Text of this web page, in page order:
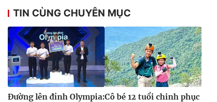
TIN CÙNG CHUYÊN MỤC
Đường lên đỉnh Olympia:Cô bé 12 tuổi chinh phục